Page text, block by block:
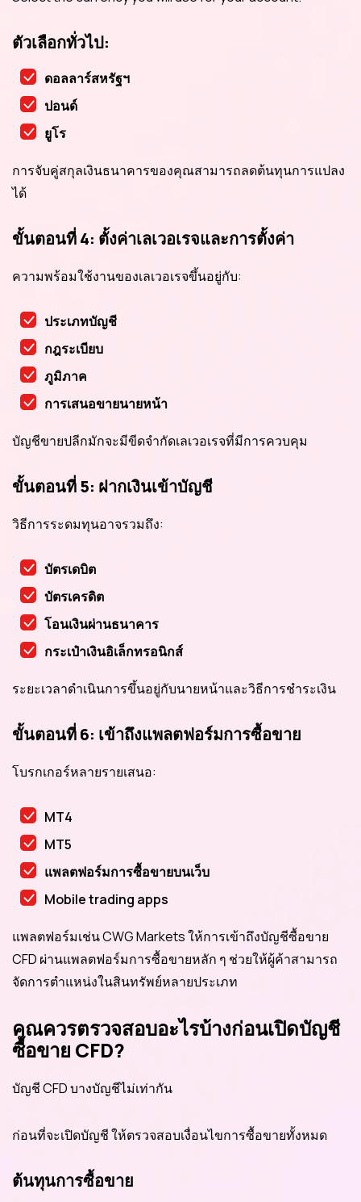
ตัวเลือกทั่วไป:
ดอลลาร์สหรัฐฯ
ปอนด์
ยูโร
การจับคู่สกุลเงินธนาคารของคุณสามารถลดต้นทุนการแปลง
ได้
ขั้นตอนที่ 4: ตั้งค่าเลเวอเรจและการตั้งค่า
ความพร้อมใช้งานของเลเวอเรจขึ้นอยู่กับ:
ประเภทบัญชี
กฎระเบียบ
ภูมิภาค
การเสนอขายนายหน้า
บัญชีขายปลีกมักจะมีขีดจำกัดเลเวอเรจที่มีการควบคุม
ขั้นตอนที่ 5: ฝากเงินเข้าบัญชี
วิธีการระดมทุนอาจรวมถึง:
บัตรเดบิต
บัตรเครดิต
โอนเงินผ่านธนาคาร
กระเป๋าเงินอิเล็กทรอนิกส์
ระยะเวลาดำเนินการขึ้นอยู่กับนายหน้าและวิธีการชำระเงิน
ขั้นตอนที่ 6: เข้าถึงแพลตฟอร์มการซื้อขาย
โบรกเกอร์หลายรายเสนอ:
MT4
MT5
แพลตฟอร์มการซื้อขายบนเว็บ
Mobile trading apps
แพลตฟอร์มเช่น CWG Markets ให้การเข้าถึงบัญชีซื้อขาย
CFD ผ่านแพลตฟอร์มการซื้อขายหลัก ๆ ช่วยให้ผู้ค้าสามารถ
จัดการตำแหน่งในสินทรัพย์หลายประเภท
คุณควรตรวจสอบอะไรบ้างก่อนเปิดบัญชี
ซื้อขาย CFD?
บัญชี CFD บางบัญชีไม่เท่ากัน
ก่อนที่จะเปิดบัญชี ให้ตรวจสอบเงื่อนไขการซื้อขายทั้งหมด
ต้นทุนการซื้อขาย